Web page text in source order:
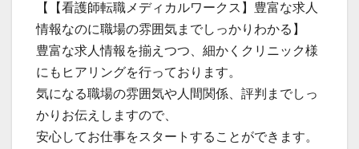
【【看護師転職メディカルワークス】豊富な求人
情報なのに職場の雰囲気までしっかりわかる】
豊富な求人情報を揃えつつ、細かくクリニック様
にもヒアリングを行っております。
気になる職場の雰囲気や人間関係、評判までしっ
かりお伝えしますので、
安心してお仕事をスタートすることができます。